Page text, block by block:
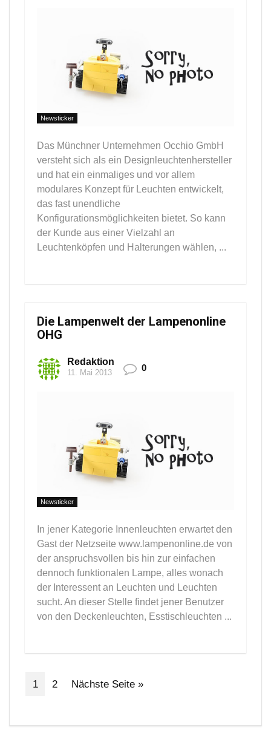
Newsticker
Das Münchner Unternehmen Occhio GmbH
versteht sich als ein Designleuchtenhersteller
und hat ein einmaliges und vor allem
modulares Konzept für Leuchten entwickelt,
das fast unendliche
Konfigurationsmöglichkeiten bietet. So kann
der Kunde aus einer Vielzahl an
Leuchtenköpfen und Halterungen wählen, ...
Die Lampenwelt der Lampenonline
OHG
Redaktion
11. Mai 2013 0
Newsticker
In jener Kategorie Innenleuchten erwartet den
Gast der Netzseite www.lampenonline.de von
der anspruchsvollen bis hin zur einfachen
dennoch funktionalen Lampe, alles wonach
der Interessent an Leuchten und Leuchten
sucht. An dieser Stelle findet jener Benutzer
von den Deckenleuchten, Esstischleuchten ...
1 2 Nächste Seite »